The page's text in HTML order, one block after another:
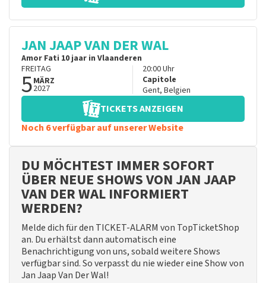
JAN JAAP VAN DER WAL
Amor Fati 10 jaar in Vlaanderen
FREITAG
5MÄRZ
2027
20:00Uhr
Capitole
Gent, Belgien
TICKETS ANZEIGEN
Noch 6 verfügbar auf unserer Website
DU MÖCHTEST IMMER SOFORT
ÜBER NEUE SHOWS VON JAN JAAP
VAN DER WAL INFORMIERT
WERDEN?
Melde dich für den TICKET-ALARM von TopTicketShop
an. Du erhältst dann automatisch eine
Benachrichtigung von uns, sobald weitere Shows
verfügbar sind. So verpasst du nie wieder eine Show von
Jan Jaap Van Der Wal!